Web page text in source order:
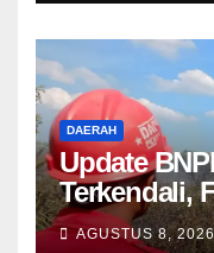
DAERAH
Update
Terkendali,
AGUSTUS 8,